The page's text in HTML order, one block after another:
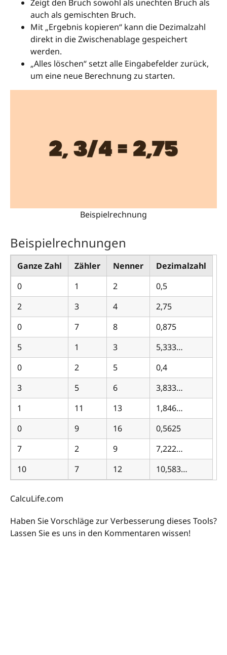
Zeigt den Bruch sowohl als unechten Bruch als
auch als gemischten Bruch.
Mit „Ergebnis kopieren“ kann die Dezimalzahl
direkt in die Zwischenablage gespeichert
werden.
„Alles löschen“ setzt alle Eingabefelder zurück,
um eine neue Berechnung zu starten.
Beispielrechnung
Beispielrechnungen
Ganze Zahl Zähler Nenner
Dezimalzahl
0
1 2
0,5
2
3 4
2,75
0
7 8
0,875
5
1 3
5,333…
0
2 5
0,4
3
5 6
3,833…
1
11 13
1,846…
0
9 16
0,5625
7
2 9
7,222…
10
7 12 10,583…
CalcuLife.com
Haben Sie Vorschläge zur Verbesserung dieses Tools?
Lassen Sie es uns in den Kommentaren wissen!